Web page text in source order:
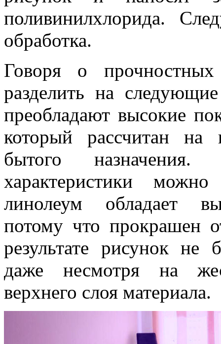
поливинилхлорида.
обработка.
Говоря о
разделить на
преобладают высокие
который рассчитан на
бытого назначения.
характеристики
линолеум обладает
потому что прокрашен
результате рисунок не
даже несмотря на
верхнего слоя материала.